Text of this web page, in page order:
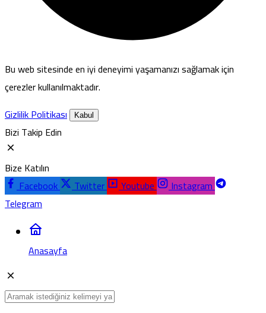
Bu web sitesinde en iyi deneyimi yaşamanızı sağlamak için
çerezler kullanılmaktadır.
Gizlilik Politikası
Kabul
Bizi Takip Edin
Bize Katılın
Facebook
Twitter Youtube
Instagram
Telegram
Anasayfa